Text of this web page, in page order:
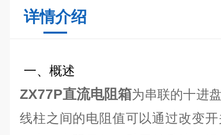
详情介绍
一、概述
ZX77P直流电阻箱为串联的十进
线柱之间的电阻值可以通过改变